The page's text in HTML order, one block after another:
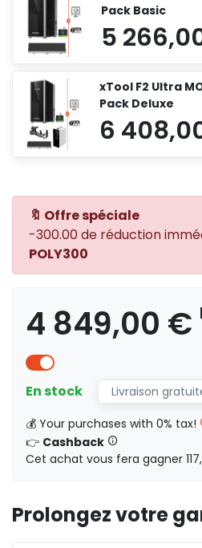
4
Pack Basic
5
xTool F2 Ultra
Pack Deluxe
6
🔖 Offre spéciale
-300.00 de réduction
POLY300
4 849,00 €
En stock
Livraison
💰 Your purchases with 0% tax!
👉 Cashback
Cet achat vous fera gagner
Prolongez votre